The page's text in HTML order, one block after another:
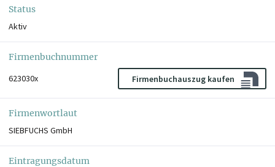
Status
Aktiv
Firmenbuchnummer
623030x
Firmenbuchauszug kaufen
Firmenwortlaut
SIEBFUCHS GmbH
Eintragungsdatum